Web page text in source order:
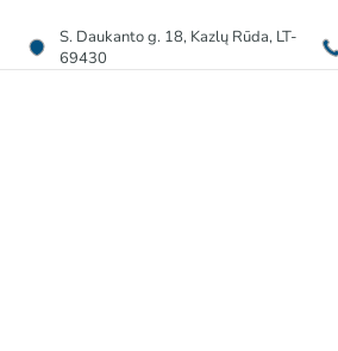
S. Daukanto g. 18, Kazlų Rūda, LT-
69430